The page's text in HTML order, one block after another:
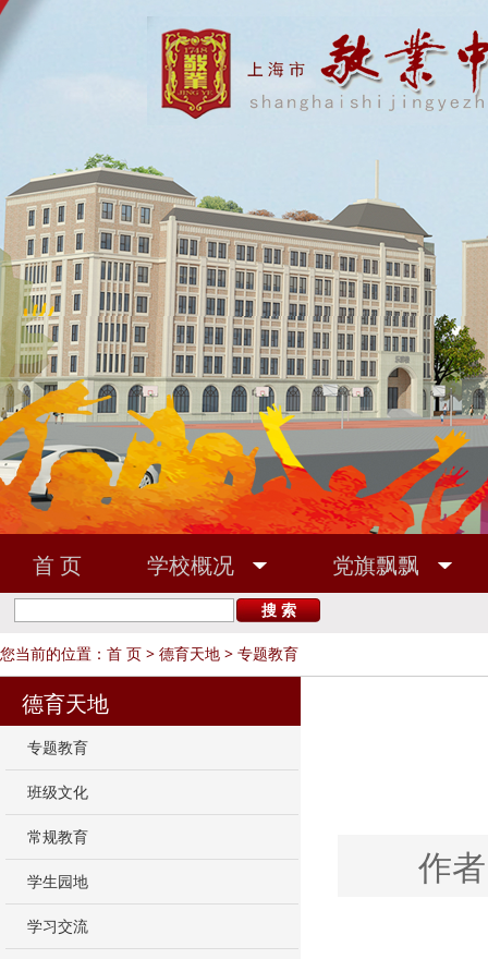
首 页 学校概况
党旗飘飘
敬业之家
校友之窗
您当前的位置： 首 页 > 德育天地 > 专题教育
德育天地
专题教育
班级文化
常规教育
学生园地
学习交流
作